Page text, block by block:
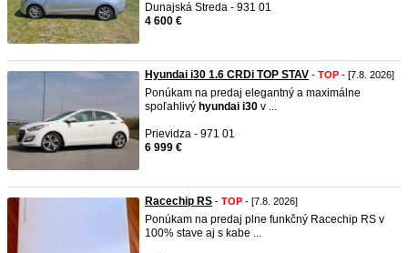
Dunajská Streda - 931 01
4 600 €
Hyundai i30 1.6 CRDi TOP STAV - TOP - [7.8. 2026]
Ponúkam na predaj elegantný a maximálne
spoľahlivý hyundai i30 v ...
Prievidza - 971 01
6 999 €
Racechip RS - TOP - [7.8. 2026]
Ponúkam na predaj plne funkčný Racechip RS v
100% stave aj s kabe ...